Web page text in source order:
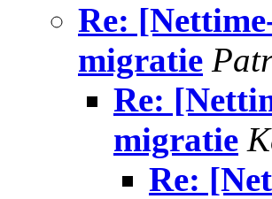
Re:
migratie
Re:
migratie
Re: